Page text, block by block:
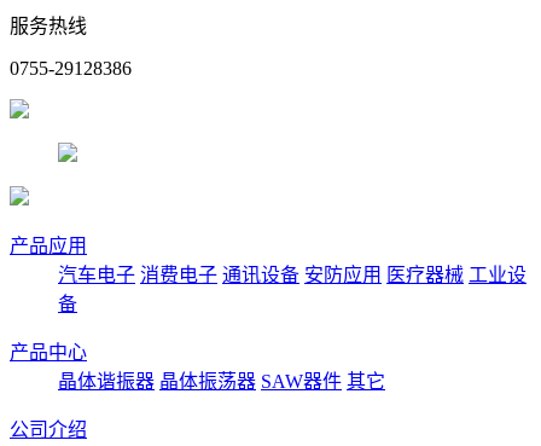
服务热线
0755-29128386
产品应用
汽车电子 消费电子 通讯设备 安防应用 医疗器械 工业设
备
产品中心
晶体谐振器 晶体振荡器 SAW器件 其它
公司介绍